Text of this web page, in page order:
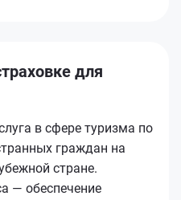
для
в сфере туризма по
граждан на
стране.
— обеспечение